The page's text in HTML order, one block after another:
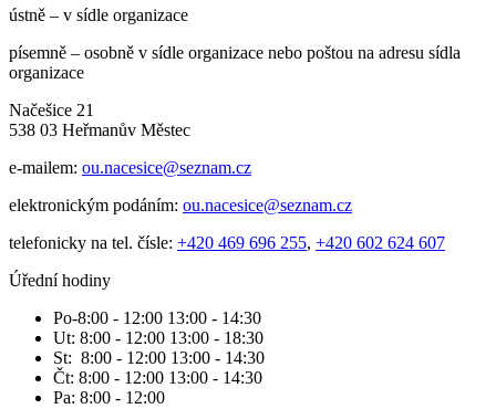
ústně – v sídle organizace
písemně – osobně v sídle organizace nebo poštou na adresu sídla
organizace
Načešice 21
538 03 Heřmanův Městec
e-mailem: ou.nacesice@seznam.cz
elektronickým podáním: ou.nacesice@seznam.cz
telefonicky na tel. čísle: +420 469 696 255, +420 602 624 607
Úřední hodiny
Po-8:00 - 12:00 13:00 - 14:30
Ut: 8:00 - 12:00 13:00 - 18:30
St: 8:00 - 12:00 13:00 - 14:30
Čt: 8:00 - 12:00 13:00 - 14:30
Pa: 8:00 - 12:00